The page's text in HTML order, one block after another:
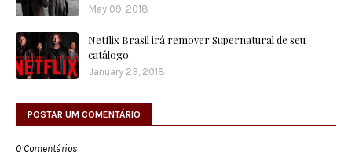
May 09, 2018
Netflix Brasil irá remover Supernatural de seu
catálogo.
January 23, 2018
POSTAR UM COMENTÁRIO
0 Comentários